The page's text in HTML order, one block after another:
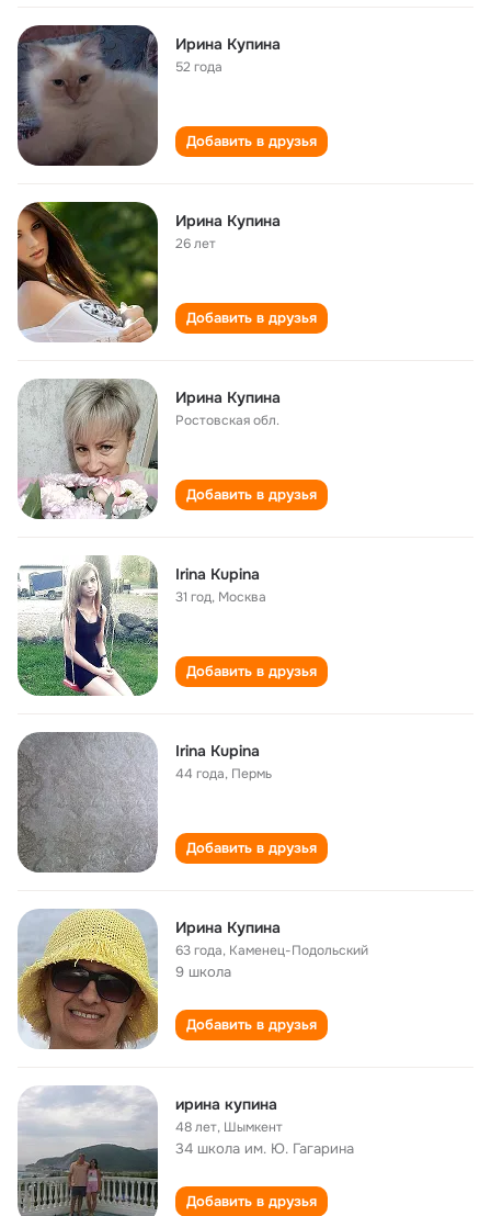
Ирина Купина
52 года
Добавить в друзья
Ирина Купина
26 лет
Добавить в друзья
Ирина Купина
Ростовская обл.
Добавить в друзья
Irina Kupina
31 год, Москва
Добавить в друзья
Irina Kupina
44 года, Пермь
Добавить в друзья
Ирина Купина
63 года, Каменец-Подольский
9 школа
Добавить в друзья
ирина купина
48 лет, Шымкент
34 школа им. Ю. Гагарина
Добавить в друзья